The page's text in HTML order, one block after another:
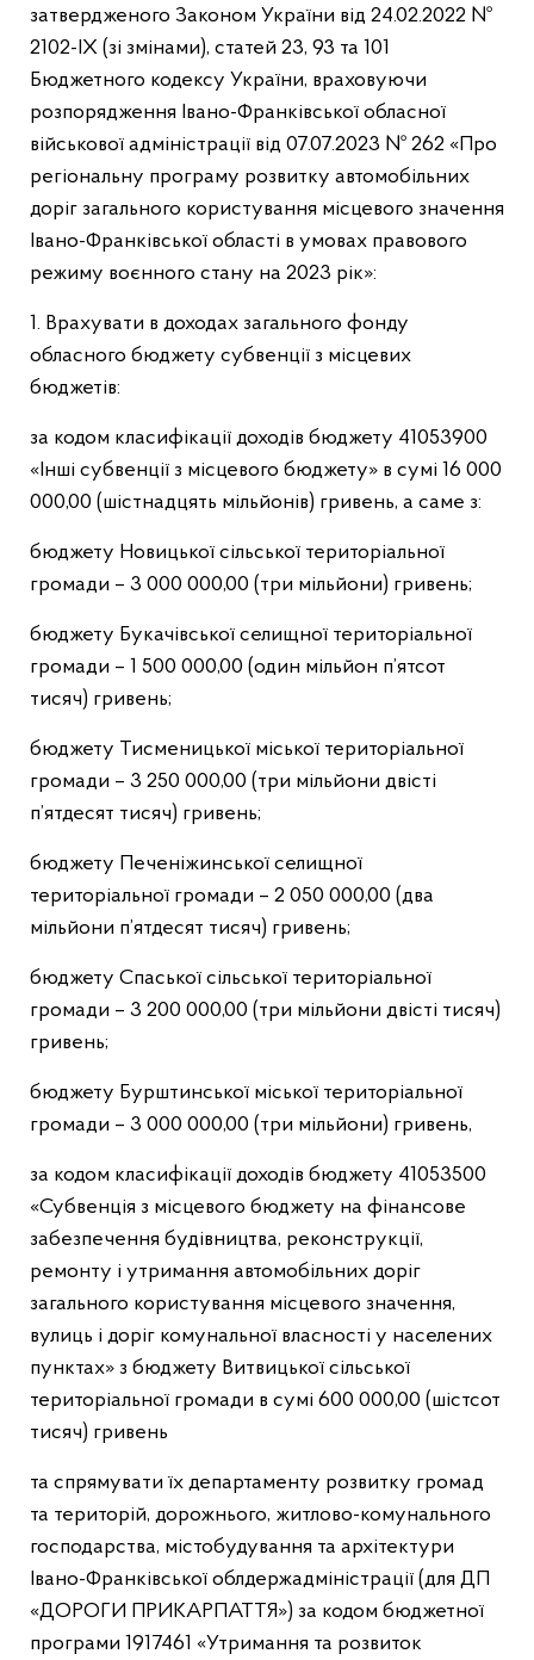
затвердженого Законом України від 24.02.2022 №
2102-IX (зі змінами), статей 23, 93 та 101
Бюджетного кодексу України, враховуючи
розпорядження Івано-Франківської обласної
військової адміністрації від 07.07.2023 № 262 «Про
регіональну програму розвитку автомобільних
доріг загального користування місцевого значення
Івано-Франківської області в умовах правового
режиму воєнного стану на 2023 рік»:
1. Врахувати в доходах загального фонду
обласного бюджету субвенції з місцевих
бюджетів:
за кодом класифікації доходів бюджету 41053900
«Інші субвенції з місцевого бюджету» в сумі 16 000
000,00 (шістнадцять мільйонів) гривень, а саме з:
бюджету Новицької сільської територіальної
громади – 3 000 000,00 (три мільйони) гривень;
бюджету Букачівської селищної територіальної
громади – 1 500 000,00 (один мільйон п’ятсот
тисяч) гривень;
бюджету Тисменицької міської територіальної
громади – 3 250 000,00 (три мільйони двісті
п’ятдесят тисяч) гривень;
бюджету Печеніжинської селищної
територіальної громади – 2 050 000,00 (два
мільйони п’ятдесят тисяч) гривень;
бюджету Спаської сільської територіальної
громади – 3 200 000,00 (три мільйони двісті тисяч)
гривень;
бюджету Бурштинської міської територіальної
громади – 3 000 000,00 (три мільйони) гривень,
за кодом класифікації доходів бюджету 41053500
«Субвенція з місцевого бюджету на фінансове
забезпечення будівництва, реконструкції,
ремонту і утримання автомобільних доріг
загального користування місцевого значення,
вулиць і доріг комунальної власності у населених
пунктах» з бюджету Витвицької сільської
територіальної громади в сумі 600 000,00 (шістсот
тисяч) гривень
та спрямувати їх департаменту розвитку громад
та територій, дорожнього, житлово-комунального
господарства, містобудування та архітектури
Івано-Франківської облдержадміністрації (для ДП
«ДОРОГИ ПРИКАРПАТТЯ») за кодом бюджетної
програми 1917461 «Утримання та розвиток